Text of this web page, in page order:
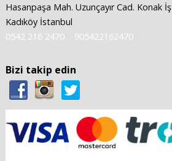
Hasanpaşa Mah. Uzunçayır Cad. Konak
Kadıköy İstanbul
0542 216 2470
905422162470
Bizi takip edin